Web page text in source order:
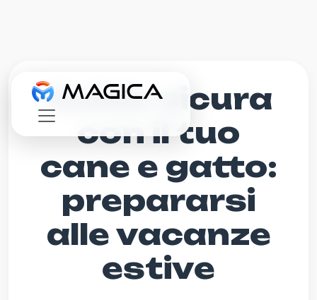
Guida sicura
con il tuo
cane e gatto:
prepararsi
alle vacanze
estive